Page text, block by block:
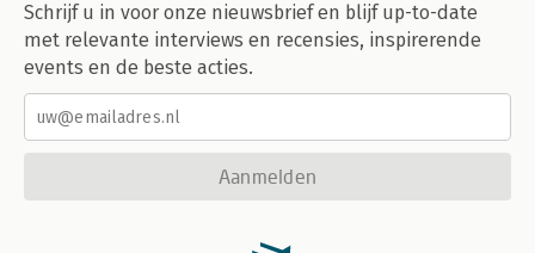
Schrijf u in voor onze nieuwsbrief en blijf up-to-date
met relevante interviews en recensies, inspirerende
events en de beste acties.
Aanmelden